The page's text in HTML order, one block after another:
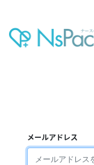
メールアドレス